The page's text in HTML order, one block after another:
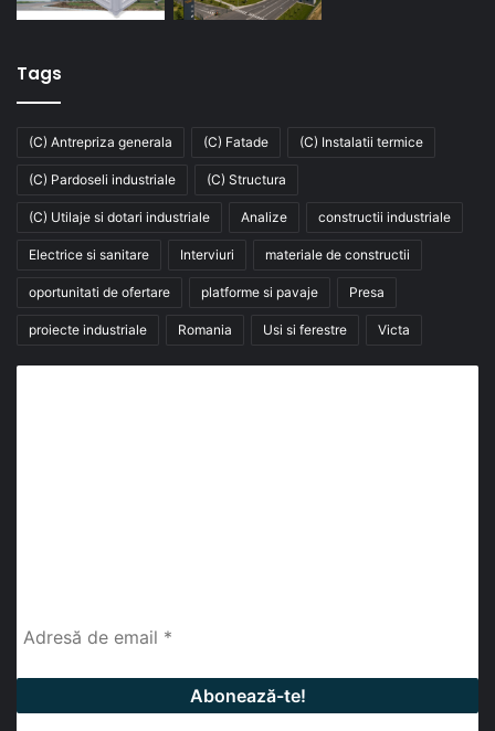
Tags
(C) Antrepriza generala (C) Fatade (C) Instalatii termice
(C) Pardoseli industriale (C) Structura
(C) Utilaje si dotari industriale Analize constructii industriale
Electrice si sanitare Interviuri materiale de constructii
oportunitati de ofertare platforme si pavaje Presa
proiecte industriale Romania Usi si ferestre Victa